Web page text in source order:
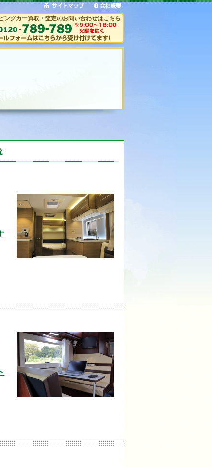
ングカー買取・査定のお問い合わせはこちら